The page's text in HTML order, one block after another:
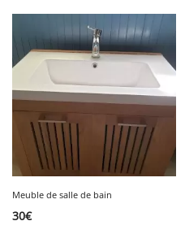
Meuble de salle de bain
30€